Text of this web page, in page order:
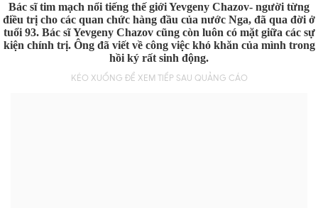
Bác sĩ tim mạch nổi tiếng thế giới Yevgeny Chazov- người từng
điều trị cho các quan chức hàng đầu của nước Nga, đã qua đời ở
tuổi 93. Bác sĩYevgeny Chazov cũng còn luôn có mặt giữa các sự
kiện chính trị. Ông đã viết về công việc khó khăn của mình trong
hồi ký rất sinh động.